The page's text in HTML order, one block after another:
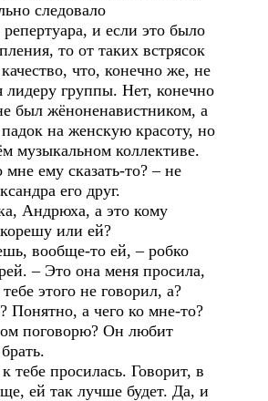
следовало
и если это было
то от таких встрясок
качество, что, конечно же, не
лидеру группы. Нет, конечно
был жёноненавистником, а
на женскую красоту, но
музыкальном коллективе.
ему сказать-то? – не
его друг.
а это кому
или ей?
вообще-то ей, – робко
– Это она меня просила,
этого не говорил, а?
а чего ко мне-то?
поговорю? Он любит
просилась. Говорит, в
ей так лучше будет. Да, и